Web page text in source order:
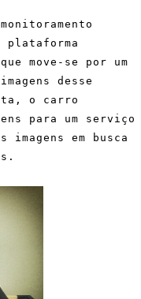
plataforma
move-se por um
desse
o carro
para um serviço
em busca